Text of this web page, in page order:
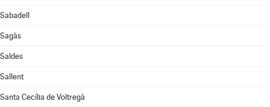
Sabadell
Sagàs
Saldes
Sallent
Santa Cecília de Voltregà